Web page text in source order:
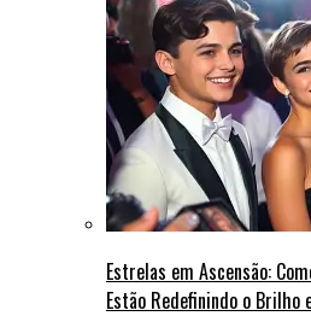
Estrelas em Ascensão:
Estão Redefinindo o Brilho